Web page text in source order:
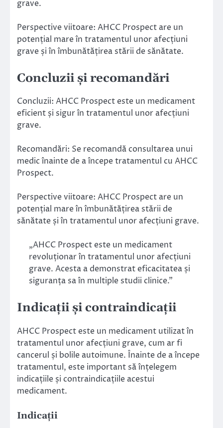
grave.
Perspective viitoare: AHCC Prospect are un
potențial mare în tratamentul unor afecțiuni
grave și în îmbunătățirea stării de sănătate.
Concluzii și recomandări
Concluzii: AHCC Prospect este un medicament
eficient și sigur în tratamentul unor afecțiuni
grave.
Recomandări: Se recomandă consultarea unui
medic înainte de a începe tratamentul cu AHCC
Prospect.
Perspective viitoare: AHCC Prospect are un
potențial mare în îmbunătățirea stării de
sănătate și în tratamentul unor afecțiuni grave.
„AHCC Prospect este un medicament
revoluționar în tratamentul unor afecțiuni
grave. Acesta a demonstrat eficacitatea și
siguranța sa în multiple studii clinice.”
Indicații și contraindicații
AHCC Prospect este un medicament utilizat în
tratamentul unor afecțiuni grave, cum ar fi
cancerul și bolile autoimune. Înainte de a începe
tratamentul, este important să înțelegem
indicațiile și contraindicațiile acestui
medicament.
Indicații